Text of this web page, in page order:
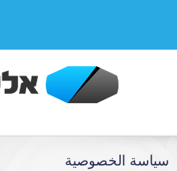
سياسة الخصوصية